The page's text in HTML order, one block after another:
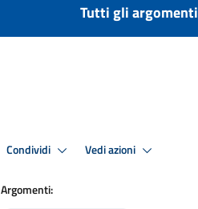
Tutti gli argomenti
Condividi Vedi azioni
Argomenti: